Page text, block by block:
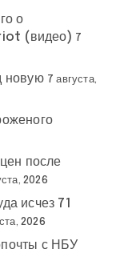
о
(видео) 7
новую 7 августа,
после
2026
исчез 71
2026
с НБУ